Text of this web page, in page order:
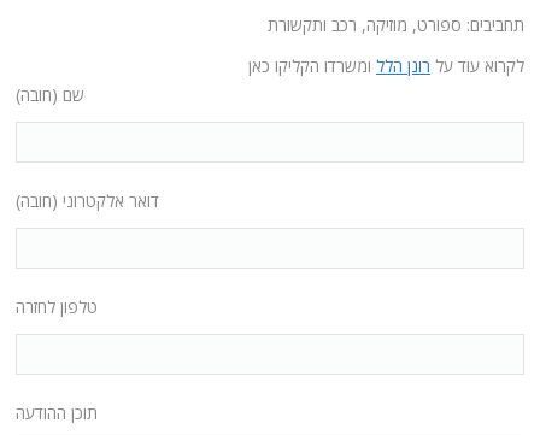
תחביבים: ספורט, מוזיקה, רכב ותקשורת
לקרוא עוד על רונן הלל ומשרדו הקליקו כאן
שם (חובה)
דואר אלקטרוני (חובה)
טלפון לחזרה
תוכן ההודעה